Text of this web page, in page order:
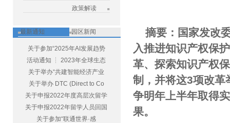
政策解读
最新通知 园区新闻
关于参加“2025年AI发展趋势
活动通知 ┆ 2023年全球生态
关于举办“共建智能经济产业
关于举办 DTC (Direct to Co
关于申报2022年度高层次留学
关于申报2022年留学人员回国
关于参加“联通世界·感
摘要：国家发改
入推进知识产权保
革、探索知识产权
制，并将这3项改革
争明年上半年取得
果。